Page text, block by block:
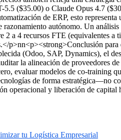
($35.00) o Claude Opus 4.7
de ERP, esto
autónomo. Un
2 a 4 recursos FTE (equivalentes
p>nn<p><strong>Conclusión
(Odoo, SAP, Dynamics), el
la alineación de proveedores
evaluar modelos de co-training
de forma
operacional y liberación de capital
tu Logística Empresarial